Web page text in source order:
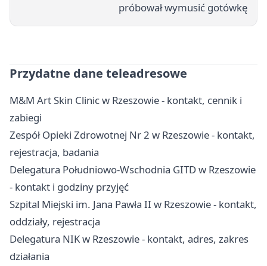
próbował wymusić gotówkę
Przydatne dane teleadresowe
M&M Art Skin Clinic w Rzeszowie - kontakt, cennik i
zabiegi
Zespół Opieki Zdrowotnej Nr 2 w Rzeszowie - kontakt,
rejestracja, badania
Delegatura Południowo-Wschodnia GITD w Rzeszowie
- kontakt i godziny przyjęć
Szpital Miejski im. Jana Pawła II w Rzeszowie - kontakt,
oddziały, rejestracja
Delegatura NIK w Rzeszowie - kontakt, adres, zakres
działania